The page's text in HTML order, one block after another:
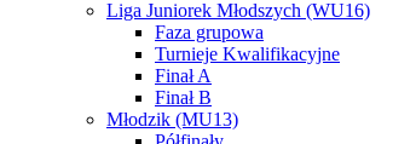
Liga Juniorek Młodszych (WU16)
Faza grupowa
Turnieje Kwalifikacyjne
Finał A
Finał B
Młodzik (MU13)